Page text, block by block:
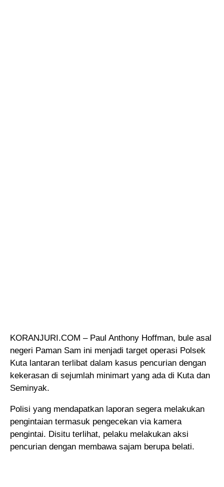
KORANJURI.COM – Paul Anthony Hoffman, bule asal
negeri Paman Sam ini menjadi target operasi Polsek
Kuta lantaran terlibat dalam kasus pencurian dengan
kekerasan di sejumlah minimart yang ada di Kuta dan
Seminyak.
Polisi yang mendapatkan laporan segera melakukan
pengintaian termasuk pengecekan via kamera
pengintai. Disitu terlihat, pelaku melakukan aksi
pencurian dengan membawa sajam berupa belati.